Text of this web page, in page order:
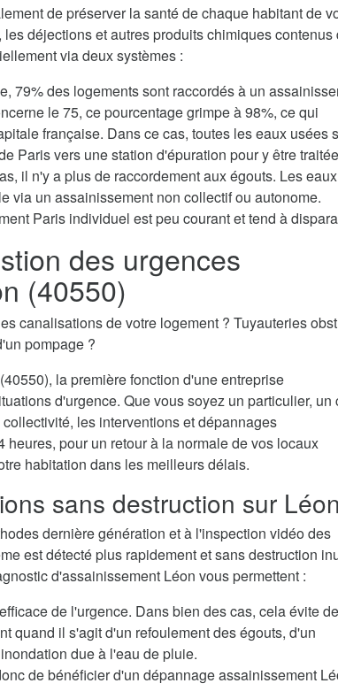
de préserver la santé de chaque habitant de
déjections et autres produits chimiques contenus
via deux systèmes :
79% des logements sont raccordés à un
le 75, ce pourcentage grimpe à 98%, ce qui
française. Dans ce cas, toutes les eaux usées
Paris vers une station d'épuration pour y être
il n'y a plus de raccordement aux égouts. Les
via un assainissement non collectif ou autonome.
Paris individuel est peu courant et tend à
des urgences
(40550)
canalisations de votre logement ? Tuyauteries
pompage ?
la première fonction d'une entreprise
d'urgence. Que vous soyez un particulier, un
les interventions et dépannages
pour un retour à la normale de vos locaux
habitation dans les meilleurs délais.
sans destruction sur Léon
dernière génération et à l'inspection vidéo des
est détecté plus rapidement et sans destruction
d'assainissement Léon vous permettent :
de l'urgence. Dans bien des cas, cela évite
quand il s'agit d'un refoulement des égouts, d'un
due à l'eau de pluie.
de bénéficier d'un dépannage assainissement